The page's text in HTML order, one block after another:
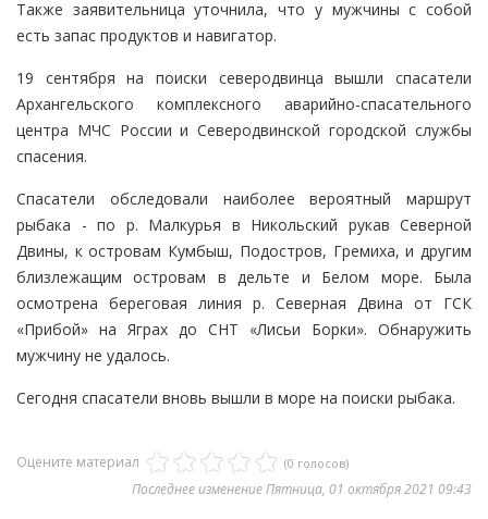
Также заявительница уточнила, что у мужчины с собой
есть запас продуктов и навигатор.
19 сентября на поиски северодвинца вышли спасатели
Архангельского комплексного аварийно-спасательного
центра МЧС России и Северодвинской городской службы
спасения.
Спасатели обследовали наиболее вероятный маршрут
рыбака - по р. Малкурья в Никольский рукав Северной
Двины, к островам Кумбыш, Подостров, Гремиха, и другим
близлежащим островам в дельте и Белом море. Была
осмотрена береговая линия р. Северная Двина от ГСК
«Прибой» на Яграх до СНТ «Лисьи Борки». Обнаружить
мужчину не удалось.
Сегодня спасатели вновь вышли в море на поиски рыбака.
Оцените материал (0 голосов)
Последнее изменение Пятница, 01 октября 2021 09:43